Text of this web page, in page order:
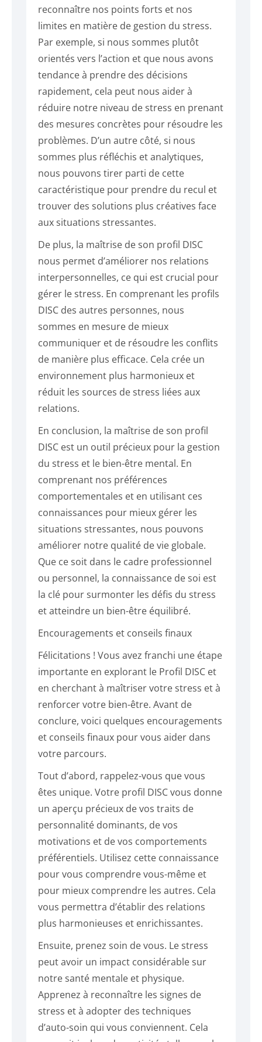
reconnaître nos points forts et nos
limites en matière de gestion du stress.
Par exemple, si nous sommes plutôt
orientés vers l’action et que nous avons
tendance à prendre des décisions
rapidement, cela peut nous aider à
réduire notre niveau de stress en prenant
des mesures concrètes pour résoudre les
problèmes. D’un autre côté, si nous
sommes plus réfléchis et analytiques,
nous pouvons tirer parti de cette
caractéristique pour prendre du recul et
trouver des solutions plus créatives face
aux situations stressantes.
De plus, la maîtrise de son profil DISC
nous permet d’améliorer nos relations
interpersonnelles, ce qui est crucial pour
gérer le stress. En comprenant les profils
DISC des autres personnes, nous
sommes en mesure de mieux
communiquer et de résoudre les conflits
de manière plus efficace. Cela crée un
environnement plus harmonieux et
réduit les sources de stress liées aux
relations.
En conclusion, la maîtrise de son profil
DISC est un outil précieux pour la gestion
du stress et le bien-être mental. En
comprenant nos préférences
comportementales et en utilisant ces
connaissances pour mieux gérer les
situations stressantes, nous pouvons
améliorer notre qualité de vie globale.
Que ce soit dans le cadre professionnel
ou personnel, la connaissance de soi est
la clé pour surmonter les défis du stress
et atteindre un bien-être équilibré.
Encouragements et conseils finaux
Félicitations ! Vous avez franchi une étape
importante en explorant le Profil DISC et
en cherchant à maîtriser votre stress et à
renforcer votre bien-être. Avant de
conclure, voici quelques encouragements
et conseils finaux pour vous aider dans
votre parcours.
Tout d’abord, rappelez-vous que vous
êtes unique. Votre profil DISC vous donne
un aperçu précieux de vos traits de
personnalité dominants, de vos
motivations et de vos comportements
préférentiels. Utilisez cette connaissance
pour vous comprendre vous-même et
pour mieux comprendre les autres. Cela
vous permettra d’établir des relations
plus harmonieuses et enrichissantes.
Ensuite, prenez soin de vous. Le stress
peut avoir un impact considérable sur
notre santé mentale et physique.
Apprenez à reconnaître les signes de
stress et à adopter des techniques
d’auto-soin qui vous conviennent. Cela